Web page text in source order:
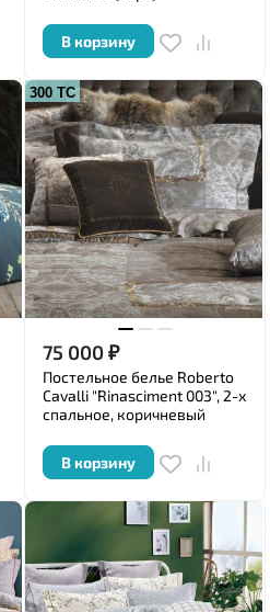
В корзину
300 ТС
75 000₽
Постельное белье Roberto
Cavalli "Rinasciment 003", 2-х
спальное, коричневый
В корзину